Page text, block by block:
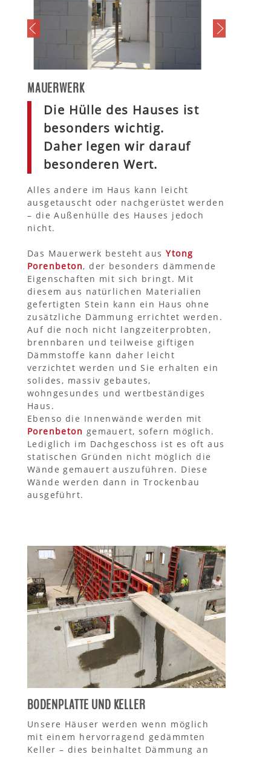
MAUERWERK
Die Hülle des Hauses ist
besonders wichtig.
Daher legen wir darauf
besonderen Wert.
Alles andere im Haus kann leicht
ausgetauscht oder nachgerüstet werden
– die Außenhülle des Hauses jedoch
nicht.
Das Mauerwerk besteht ausYtong
Porenbeton, der besonders dämmende
Eigenschaften mit sich bringt. Mit
diesem aus natürlichen Materialien
gefertigten Stein kann ein Haus ohne
zusätzliche Dämmung errichtet werden.
Auf die noch nicht langzeiterprobten,
brennbaren und teilweise giftigen
Dämmstoffe kann daher leicht
verzichtet werden und Sie erhalten ein
solides, massiv gebautes,
wohngesundes und wertbeständiges
Haus.
Ebenso die Innenwände werden mit
Porenbeton gemauert, sofern möglich.
Lediglich im Dachgeschoss ist es oft aus
statischen Gründen nicht möglich die
Wände gemauert auszuführen. Diese
Wände werden dann in Trockenbau
ausgeführt.
BODENPLATTE UND KELLER
Unsere Häuser werden wenn möglich
mit einem hervorragend gedämmten
Keller – dies beinhaltet Dämmung an